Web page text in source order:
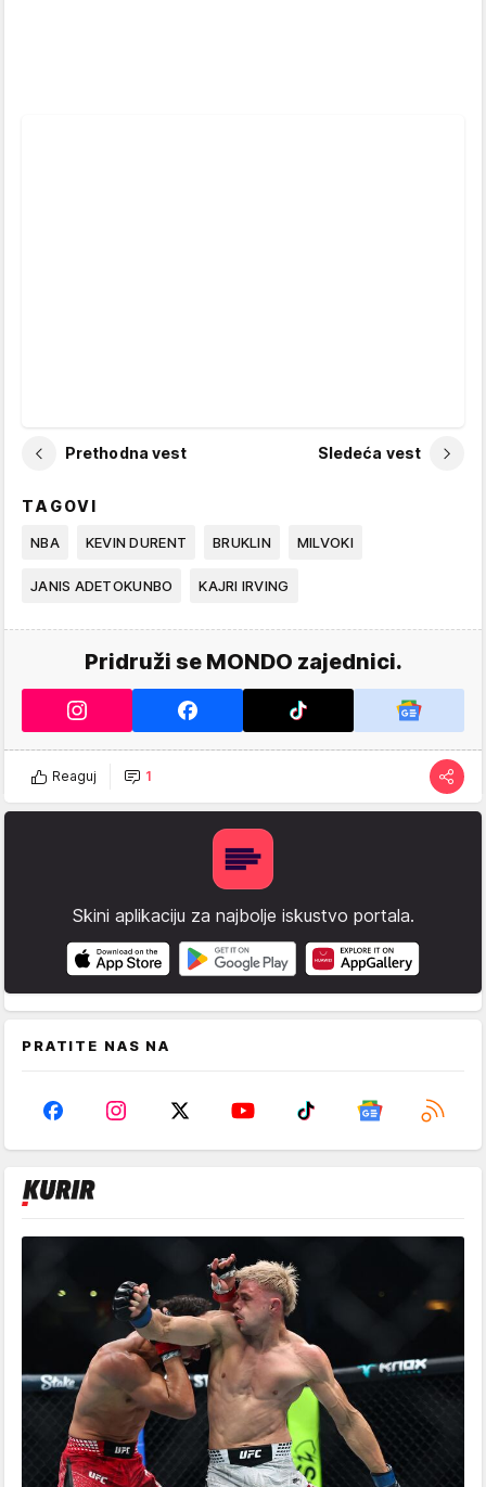
Prethodna vest Sledeća vest
TAGOVI
NBA KEVIN DURENT BRUKLIN MILVOKI
JANIS ADETOKUNBO KAJRI IRVING
Pridruži se MONDO zajednici.
Reaguj 1
Skini aplikaciju za najbolje iskustvo portala.
PRATITE NAS NA